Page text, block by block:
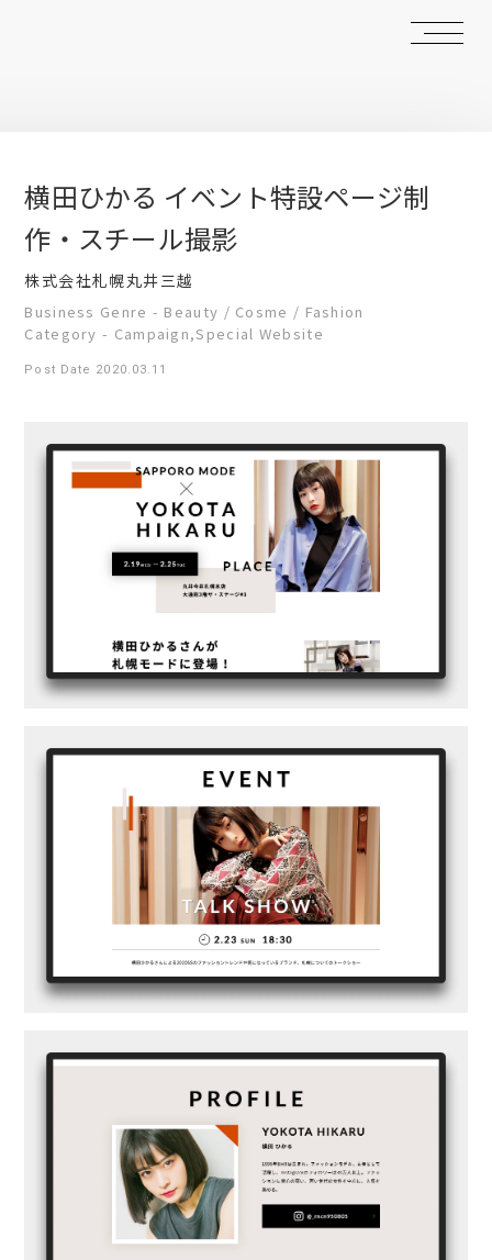
横田ひかる イベント特設ページ制
作・スチール撮影
株式会社札幌丸井三越
Business Genre - Beauty / Cosme / Fashion
Category - Campaign,Special Website
Post Date 2020.03.11